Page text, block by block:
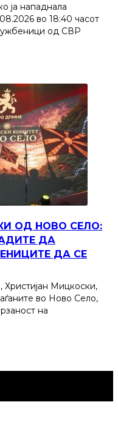
ја нападнала
во 18:40 часот
од СВР
ОД НОВО СЕЛО:
ДА
ДА СЕ
Христијан Мицкоски,
во Ново Село,
на